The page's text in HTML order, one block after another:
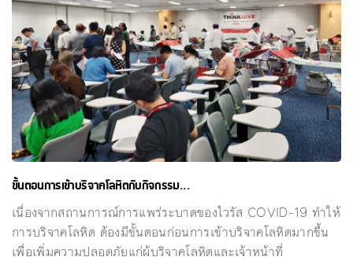
ขั้นตอนการเข้าบริจาคโลหิตกับกิจกรรม...
เนื่องจากสถานการณ์การแพร่ระบาดของไวรัส COVID-19 ทำให้
การบริจาคโลหิต ต้องมีขั้นตอนก่อนการเข้าบริจาคโลหิตมากขึ้น
เพื่อเพิ่มความปลอดภัยแก่ผู้บริจาคโลหิตและเจ้าหน้าที่